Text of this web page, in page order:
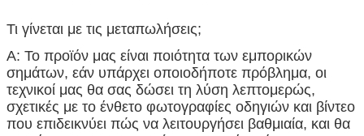
Τι γίνεται με τις μεταπωλήσεις;
Α: Το προϊόν μας είναι ποιότητα των εμπορικών
σημάτων, εάν υπάρχει οποιοδήποτε πρόβλημα, οι
τεχνικοί μας θα σας δώσει τη λύση λεπτομερώς,
σχετικές με το ένθετο φωτογραφίες οδηγιών και βίντεο
που επιδεικνύει πώς να λειτουργήσει βαθμιαία, και θα